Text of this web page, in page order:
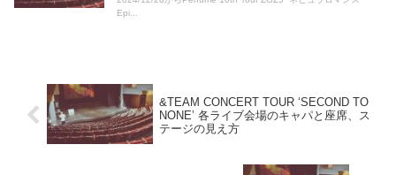
Epi...
&TEAM CONCERT TOUR ‘SECOND TO
NONE’ 各ライブ会場のキャパと座席、ス
テージの見え方